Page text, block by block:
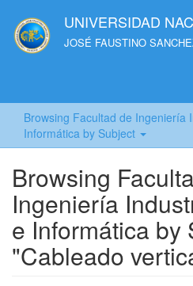
UNIVERSIDAD
JOSÉ FAUSTINO
Browsing Facultad de Ingeniería
Informática by Subject
Browsing
Ingeniería
e Informática by
"Cableado